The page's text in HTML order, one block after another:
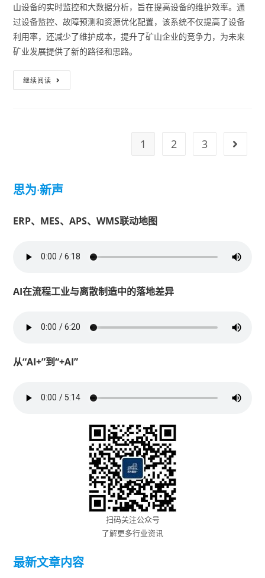
山设备的实时监控和大数据分析，旨在提高设备的维护效率。通
过设备监控、故障预测和资源优化配置，该系统不仅提高了设备
利用率，还减少了维护成本，提升了矿山企业的竞争力，为未来
矿业发展提供了新的路径和思路。
继续阅读
1 2 3
思为·新声
ERP、MES、APS、WMS联动地图
AI在流程工业与离散制造中的落地差异
从“AI+”到“+AI”
扫码关注公众号
了解更多行业资讯
最新文章内容